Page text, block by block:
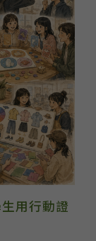
用行動證